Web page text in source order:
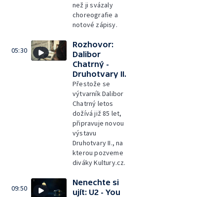
než ji svázaly
choreografie a
notové zápisy.
05:30
Rozhovor:
Dalibor
Chatrný -
Druhotvary II.
Přestože se
výtvarník Dalibor
Chatrný letos
dožívá již 85 let,
připravuje novou
výstavu
Druhotvary II., na
kterou pozveme
diváky Kultury.cz.
09:50
Nenechte si
ujít: U2 - You